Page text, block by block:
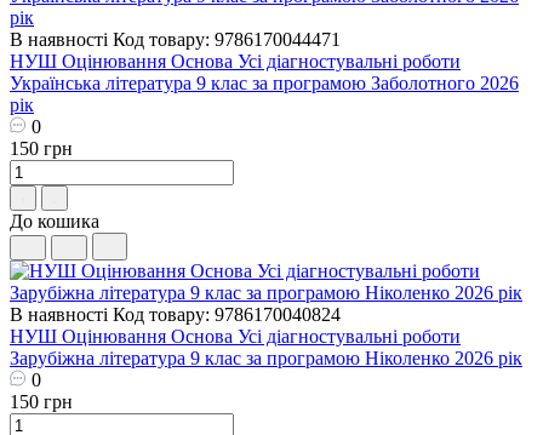
В наявності Код товару: 9786170044471
НУШ Оцінювання Основа Усі діагностувальні роботи
Українська література 9 клас за програмою Заболотного 2026
рік
0
150 грн
До кошика
В наявності Код товару: 9786170040824
НУШ Оцінювання Основа Усі діагностувальні роботи
Зарубіжна література 9 клас за програмою Ніколенко 2026 рік
0
150 грн